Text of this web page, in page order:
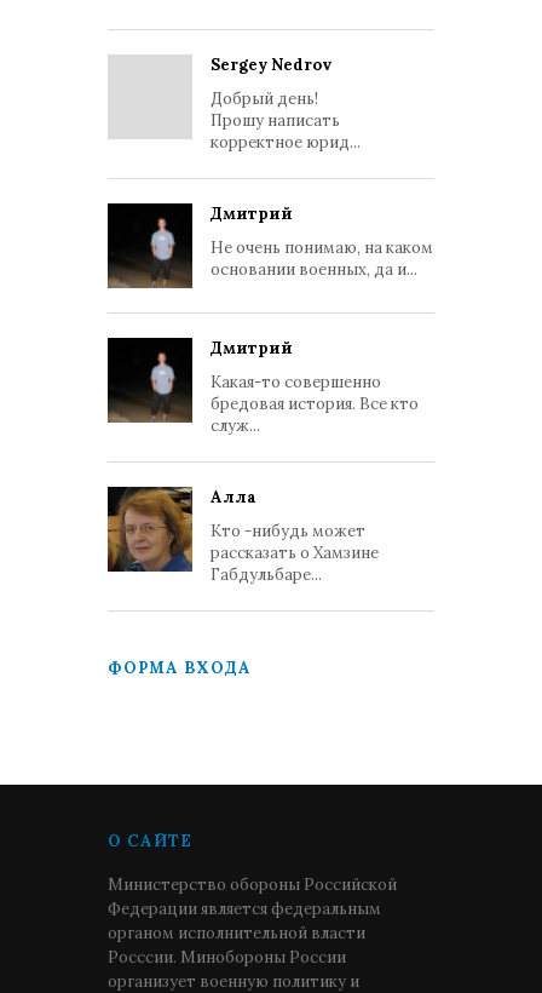
Sergey Nedrov
Добрый день!
Прошу написать
корректное юрид...
Дмитрий
Не очень понимаю, на каком
основании военных, да и...
Дмитрий
Какая-то совершенно
бредовая история. Все кто
служ...
Алла
Кто -нибудь может
рассказать о Хамзине
Габдульбаре...
ФОРМА ВХОДА
О САЙТЕ
Министерство обороны Российской
Федерации является федеральным
органом исполнительной власти
Росссии. Минобороны России
организует военную политику и